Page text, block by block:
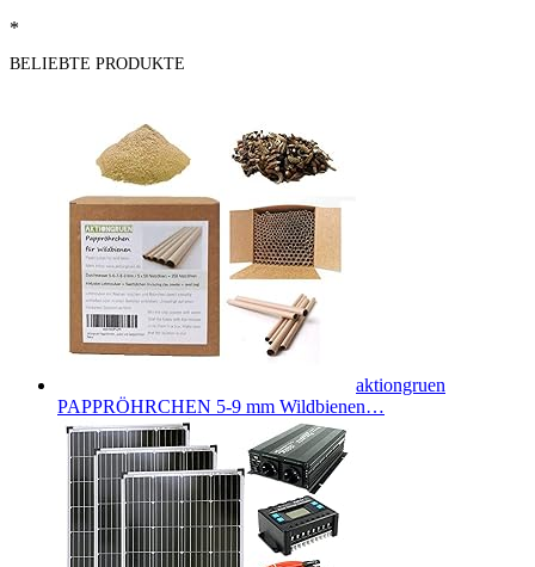
*
BELIEBTE PRODUKTE
aktiongruen
PAPPRÖHRCHEN 5-9 mm Wildbienen…